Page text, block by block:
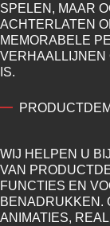
SPELEN, MAAR
ACHTERLATEN
MEMORABELE
VERHAALLIJNEN
IS.
WIJ HELPEN U
VAN
FUNCTIES EN
BENADRUKKEN.
ANIMATIES,